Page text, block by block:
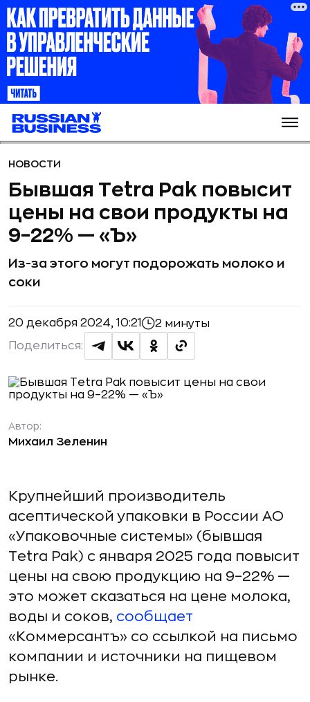
НОВОСТИ
Бывшая Tetra Pak повысит
цены на свои продукты на
9–22% — «Ъ»
Из-за этого могут подорожать молоко и
соки
20 декабря 2024, 10:21 2 минуты
Поделиться:
Автор:
Михаил Зеленин
Крупнейший производитель
асептической упаковки в России АО
«Упаковочные системы» (бывшая
Tetra Pak) с января 2025 года повысит
цены на свою продукцию на 9–22% —
это может сказаться на цене молока,
воды и соков, сообщает
«Коммерсантъ» со ссылкой на письмо
компании и источники на пищевом
рынке.